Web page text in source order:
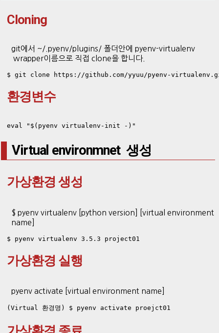
Cloning
git에서 ~/.pyenv/plugins/ 폴더안에 pyenv-virtualenv
wrapper이름으로 직접 clone을 합니다.
환경변수
eval "$(pyenv virtualenv-init -)"
Virtual environmnet 생성
가상환경 생성
$ pyenv virtualenv [python version] [virtual environment
name]
$ pyenv virtualenv 3.5.3 project01
가상환경 실행
pyenv activate [virtual environment name]
(Virtual 환경명) $ pyenv activate proejct01